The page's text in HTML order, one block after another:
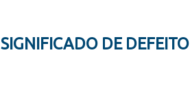
SIGNIFICADO DE DEFEITO